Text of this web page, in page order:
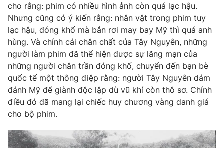
cho rằng: phim có nhiều hình ảnh còn quá lạc hậu.
Nhưng cũng có ý kiến rằng: nhân vật trong phim tuy
lạc hậu, đóng khố mà bắn rơi may bay Mỹ thì quá anh
hùng. Và chính cái chân chất của Tây Nguyên, những
người làm phim đã thể hiện được sự lãng mạn của
những người chân trần đóng khố, chuyển đến bạn bè
quốc tế một thông điệp rằng: người Tây Nguyên dám
đánh Mỹ để giành độc lập dù vũ khí còn thô sơ. Chính
điều đó đã mang lại chiếc huy chương vàng danh giá
cho bộ phim.